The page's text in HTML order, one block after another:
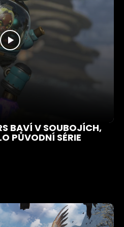
BAVÍ V SOUBOJÍCH,
PŮVODNÍ SÉRIE